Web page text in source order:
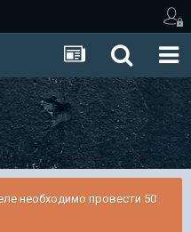
необходимо провести 50